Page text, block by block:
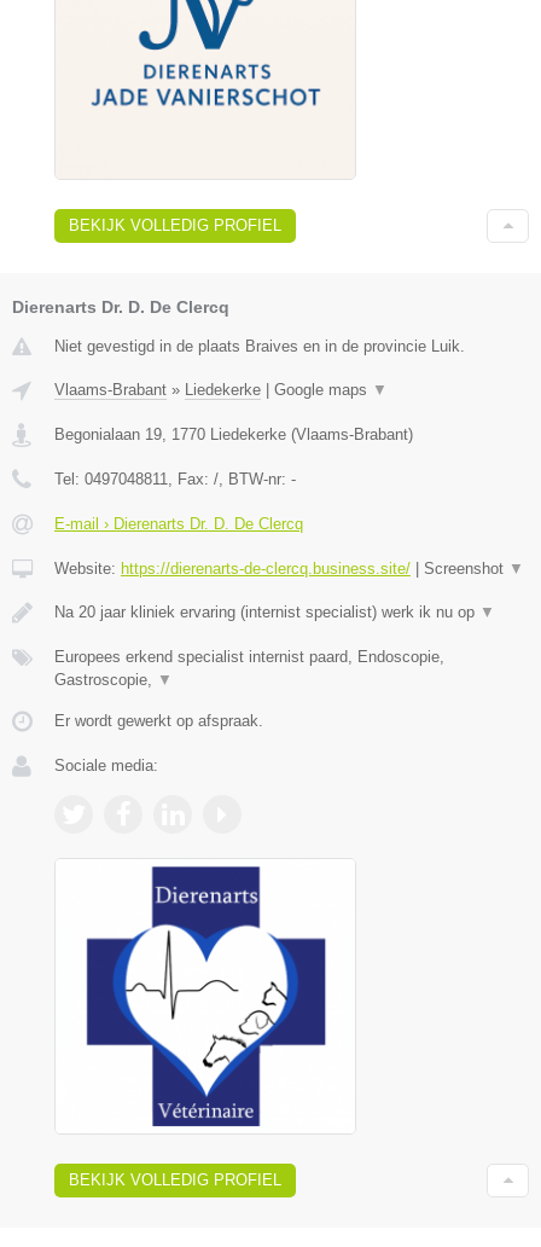
BEKIJK VOLLEDIG PROFIEL
Dierenarts Dr. D. De Clercq
Niet gevestigd in de plaats Braives en in de provincie Luik.
Vlaams-Brabant » Liedekerke Google maps ▼
Begonialaan 19, 1770 Liedekerke (Vlaams-Brabant)
Tel: 0497048811, Fax: /, BTW-nr: -
E-mail › Dierenarts Dr. D. De Clercq
Website: https://dierenarts-de-clercq.business.site/ Screenshot ▼
Na 20 jaar kliniek ervaring (internist specialist) werk ik nu op ▼
Europees erkend specialist internist paard, Endoscopie,
Gastroscopie, ▼
Er wordt gewerkt op afspraak.
Sociale media:
BEKIJK VOLLEDIG PROFIEL